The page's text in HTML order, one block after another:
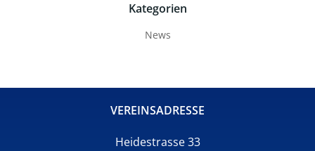
Kategorien
News
VEREINSADRESSE
Heidestrasse 33